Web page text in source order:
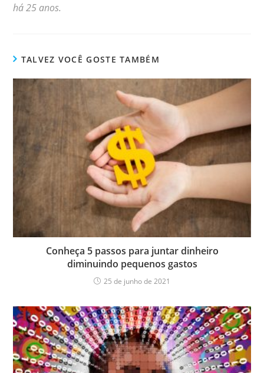
há 25 anos.
TALVEZ VOCÊ GOSTE TAMBÉM
Conheça 5 passos para juntar dinheiro
diminuindo pequenos gastos
25 de junho de 2021